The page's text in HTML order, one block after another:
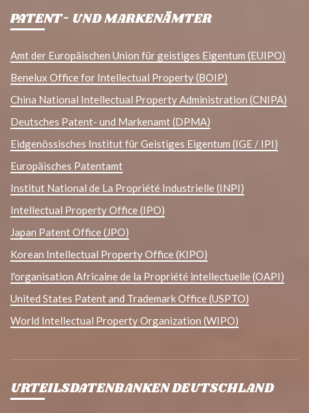
PATENT- UND MARKENÄMTER
Amt der Europäischen Union für geistiges Eigentum (EUIPO)
Benelux Office for Intellectual Property (BOIP)
China National Intellectual Property Administration (CNIPA)
Deutsches Patent- und Markenamt (DPMA)
Eidgenössisches Institut für Geistiges Eigentum (IGE / IPI)
Europäisches Patentamt
Institut National de La Propriété Industrielle (INPI)
Intellectual Property Office (IPO)
Japan Patent Office (JPO)
Korean Intellectual Property Office (KIPO)
l'organisation Africaine de la Propriété intellectuelle (OAPI)
United States Patent and Trademark Office (USPTO)
World Intellectual Property Organization (WIPO)
URTEILSDATENBANKEN DEUTSCHLAND